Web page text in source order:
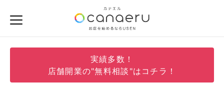
実績多数！
店舗開業の"無料相談"はコチラ！